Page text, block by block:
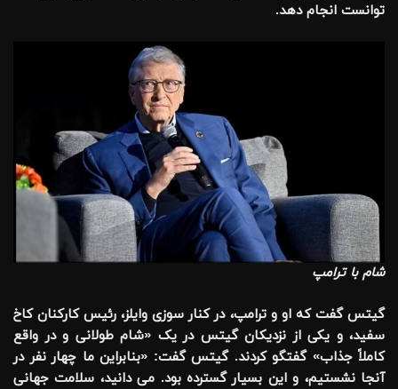
توانست انجام دهد.
شام با ترامپ
گیتس گفت که او و ترامپ، در کنار سوزی وایلز، رئیس کارکنان کاخ
سفید، و یکی از نزدیکان گیتس در یک «شام طولانی و در واقع
کاملاً جذاب» گفتگو کردند. گیتس گفت: «بنابراین ما چهار نفر در
آنجا نشستیم، و این بسیار گسترده بود. می دانید، سلامت جهانی